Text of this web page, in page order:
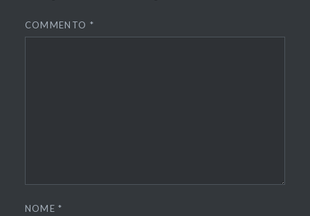
COMMENTO *
NOME*